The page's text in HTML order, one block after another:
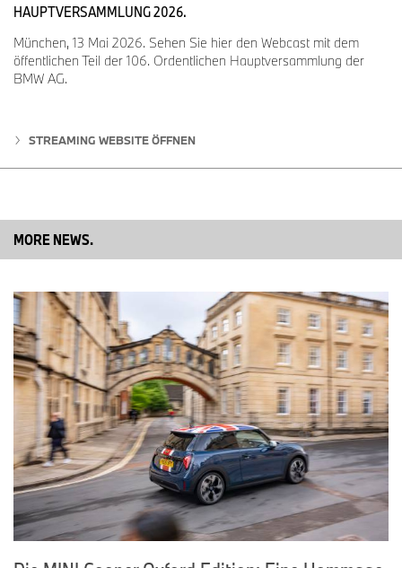
HAUPTVERSAMMLUNG 2026.
München, 13 Mai 2026. Sehen Sie hier den Webcast mit dem
öffentlichen Teil der 106. Ordentlichen Hauptversammlung der
BMW AG.
STREAMING WEBSITE ÖFFNEN
MORE NEWS.